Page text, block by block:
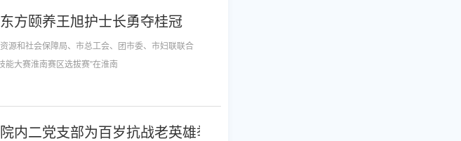
方颐养王旭护士长勇夺桂冠
源和社会保障局、市总工会、团市委、市妇联联合
能大赛淮南赛区选拔赛”在淮南
二党支部为百岁抗战老英雄举办特殊生日会